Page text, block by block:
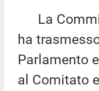
La
ha
Parlamento
al Comitato